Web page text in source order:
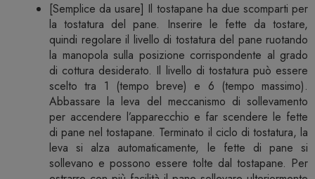
[Semplice da usare] Il tostapane ha due scomparti per
la tostatura del pane. Inserire le fette da tostare,
quindi regolare il livello di tostatura del pane ruotando
la manopola sulla posizione corrispondente al grado
di cottura desiderato. Il livello di tostatura può essere
scelto tra 1 (tempo breve) e 6 (tempo massimo).
Abbassare la leva del meccanismo di sollevamento
per accendere l’apparecchio e far scendere le fette
di pane nel tostapane. Terminato il ciclo di tostatura, la
leva si alza automaticamente, le fette di pane si
sollevano e possono essere tolte dal tostapane. Per